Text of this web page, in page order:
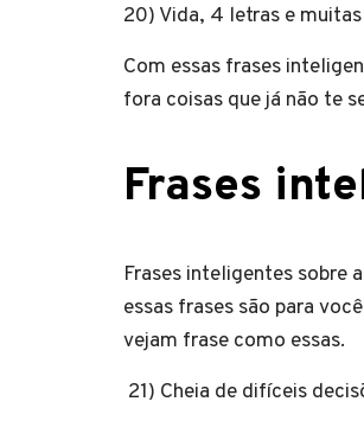
20) Vida, 4 letras e
Com essas frases
fora coisas que já não te
Frases
Frases inteligentes sobre
essas frases são para
vejam frase como essas.
21) Cheia de difíceis